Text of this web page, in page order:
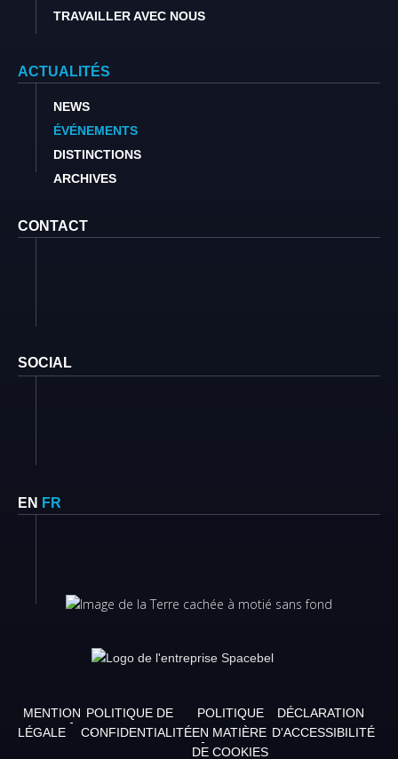
TRAVAILLER AVEC NOUS
ACTUALITÉS
NEWS
ÉVÉNEMENTS
DISTINCTIONS
ARCHIVES
CONTACT
SOCIAL
EN FR
MENTION
LÉGALE
POLITIQUE DE
CONFIDENTIALITÉ
POLITIQUE
EN MATIÈRE
DE COOKIES
DÉCLARATION
D'ACCESSIBILITÉ